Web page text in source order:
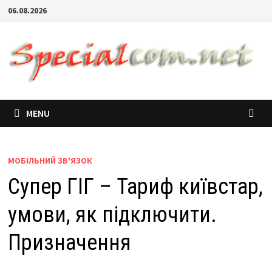
06.08.2026
MENU
МОБІЛЬНИЙ ЗВ'ЯЗОК
Супер ГІГ – Тариф київстар,
умови, як підключити.
Призначення